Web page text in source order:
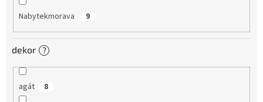
Nabytekmorava 9
dekor ?
agát 8